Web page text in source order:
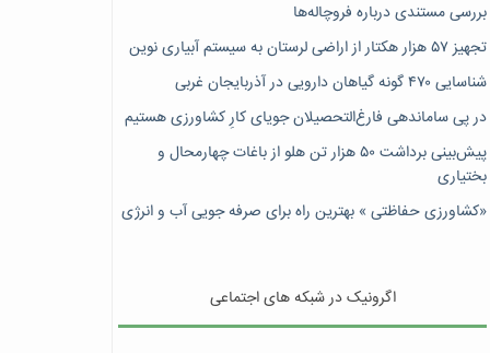
بررسی مستندی درباره فروچاله‌ها
تجهیز ۵۷ هزار هکتار از اراضی لرستان به سیستم آبیاری نوین
شناسایی ۴۷٠ گونه گیاهان دارویی در آذربایجان غربی
در پی ساماندهی فارغ‌التحصیلان جویای کارِ کشاورزی هستیم
پیش‎‌بینی برداشت ۵۰ هزار تن هلو از باغات چهارمحال و
بختیاری
«کشاورزی حفاظتی » بهترین راه برای صرفه جویی آب و انرژی
اگرونیک در شبکه های اجتماعی